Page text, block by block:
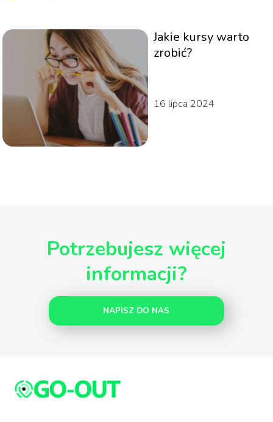
Jakie kursy warto
zrobić?
16 lipca 2024
Potrzebujesz więcej
informacji?
NAPISZ DO NAS